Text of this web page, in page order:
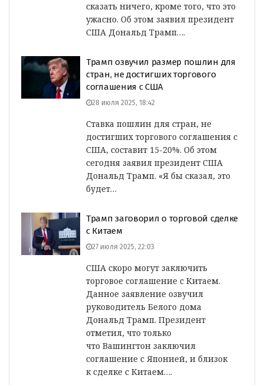
сказать ничего, кроме того, что это
ужасно. Об этом заявил президент
США Дональд Трамп….
Трамп озвучил размер пошлин для
стран, не достигших торгового
соглашения с США
28 июля 2025, 18:42
Ставка пошлин для стран, не
достигших торгового соглашения с
США, составит 15-20%. Об этом
сегодня заявил президент США
Дональд Трамп. «Я бы сказал, это
будет…
Трамп заговорил о торговой сделке
с Китаем
27 июля 2025, 22:03
США скоро могут заключить
торговое соглашение с Китаем.
Данное заявление озвучил
руководитель Белого дома
Дональд Трамп. Президент
отметил, что только
что Вашингтон заключил
соглашение с Японией, и близок
к сделке с Китаем….